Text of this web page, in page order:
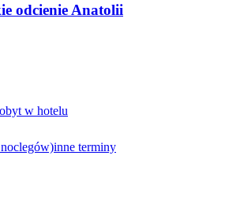
odcienie Anatolii
w hotelu
inne terminy